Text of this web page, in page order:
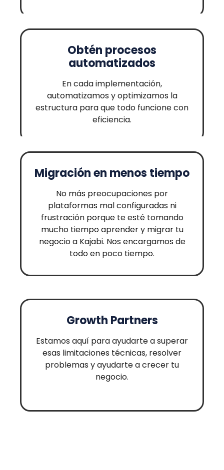
Obtén procesos
automatizados
En cada implementación,
automatizamos y optimizamos la
estructura para que todo funcione con
eficiencia.
Migración en menos tiempo
No más preocupaciones por
plataformas mal configuradas ni
frustración porque te esté tomando
mucho tiempo aprender y migrar tu
negocio a Kajabi. Nos encargamos de
todo en poco tiempo.
Growth Partners
Estamos aquí para ayudarte a superar
esas limitaciones técnicas, resolver
problemas y ayudarte a crecer tu
negocio.